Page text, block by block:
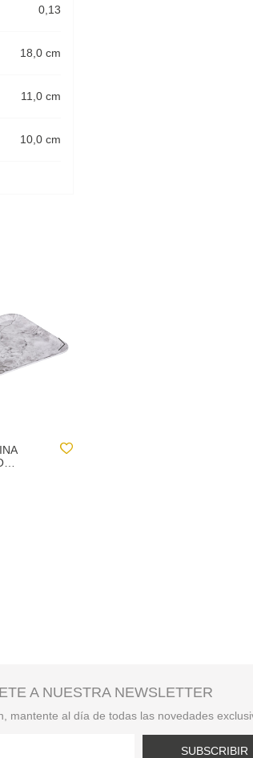
0,13
18,0 cm
11,0 cm
10,0 cm
A NUESTRA NEWSLETTER
mantente al día de todas las novedades
SUBSCRIBIR